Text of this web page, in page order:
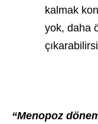
kalmak
yok, daha
“Menopoz